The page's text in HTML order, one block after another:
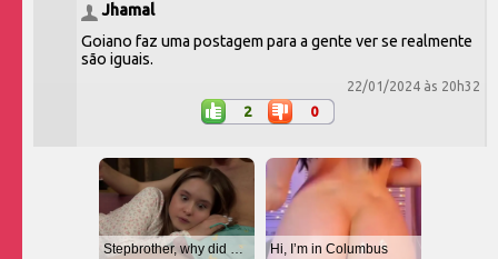
Jhamal
Goiano faz uma postagem para a gente ver se realmente
são iguais.
22/01/2024 às 20h32
2 0
Stepbrother, why did you show me your dick? Now I want to fuck you with my wet pussy Hi, I’m in Columbus